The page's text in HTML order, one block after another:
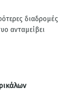
διαδρομές
ανταμείβει